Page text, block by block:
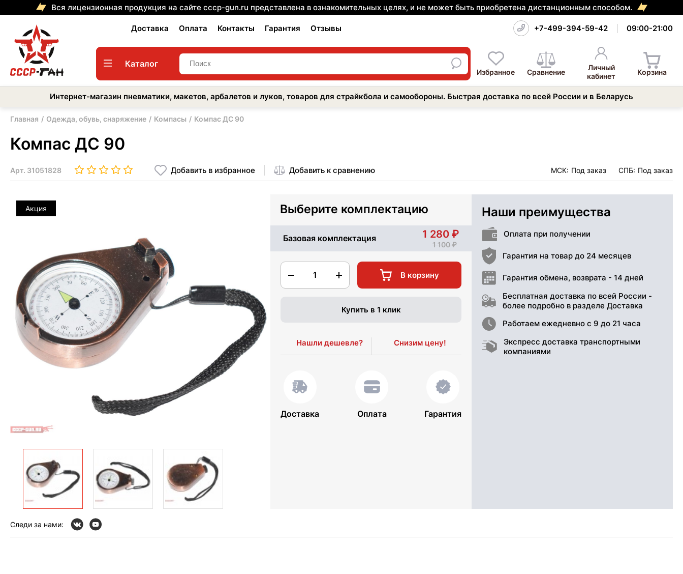
Вся лицензионная продукция на сайте cccp-gun.ru представлена в ознакомительных целях, и не может быть приобретена дистанционным способом.
Доставка Оплата Контакты Гарантия Отзывы +7-499-394-59-42 09:00-21:00
Каталог
Избранное Сравнение
Личный
кабинет
Корзина
Интернет-магазин пневматики, макетов, арбалетов и луков, товаров для страйкбола и самообороны. Быстрая доставка по всей России и в Беларусь
Главная Одежда, обувь, снаряжение Компасы Компас ДС 90
Компас ДС 90
Арт. 31051828 Добавить в избранное Добавить к сравнению МСК: Под заказ СПБ: Под заказ
Акция Выберите комплектацию
Базовая комплектация 1 280
1 100
1 В корзину
Купить в 1 клик
Нашли дешевле? Снизим цену!
Доставка Оплата Гарантия
Наши преимущества
Оплата при получении
Гарантия на товар до 24 месяцев
Гарантия обмена, возврата - 14 дней
Бесплатная доставка по всей России -
более подробно в разделе Доставка
Работаем ежедневно с 9 до 21 часа
Экспресс доставка транспортными
компаниями
Следи за нами: